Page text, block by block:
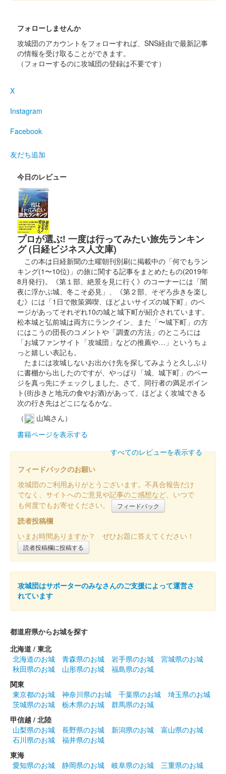
沼田城址 御城印
販売終了
沼田城址 御城印
販売終了
沼田城跡 御城印
販売終了
沼田城 御城印 真田信之版
沼田城址 御城印 入梅
販売終了
沼田城跡 御城印 夏至
販売終了
沼田城跡 御城印 旧暦（水無月） 2025年版
販売終了
沼田城跡 御城印 昭和百年 六月版
販売終了
沼田城址 御城印 立夏
沼田城跡 御城印
販売終了
沼田城跡 御城印
販売終了
沼田城址 御城印 花まつり
販売終了
フォローしませんか
攻城団のアカウントをフォローすれば、SNS経由で最新記事
の情報を受け取ることができます。
（フォローするのに攻城団の登録は不要です）
X
Instagram
Facebook
友だち追加
今日のレビュー
プロが選ぶ! 一度は行ってみたい旅先ランキン
グ (日経ビジネス人文庫)
この本は日経新聞の土曜朝刊別刷に掲載中の「何でもラン
キング(1〜10位)」の旅に関する記事をまとめたもの(2019年
8月発行)。《第１部、絶景を見に行く》のコーナーには「闇
夜に浮かぶ城、冬こそ必見」、《第２部、そぞろ歩きを楽し
む》には「1日で散策満喫、ほどよいサイズの城下町」のペ
ージがあってそれぞれ10の城と城下町が紹介されています。
松本城と弘前城は両方にランクイン、また「〜城下町」の方
にはこうの団長のコメントや「調査の方法」のところには
「お城ファンサイト「攻城団」などの推薦や…」というちょ
っと嬉しい表記も。
たまには攻城しないお出かけ先を探してみようと久しぶり
に書棚から出したのですが、やっぱり「城、城下町」のペー
ジを真っ先にチェックしました。さて、同行者の満足ポイン
ト(街歩きと地元の食やお酒)があって、ほどよく攻城できる
次の行き先はどこになるかな。
（
山鳩さん）
書籍ページを表示する
すべてのレビューを表示する
フィードバックのお願い
攻城団のご利用ありがとうございます。不具合報告だけ
でなく、サイトへのご意見や記事のご感想など、いつで
も何度でもお寄せください。
フィードバック
読者投稿欄
いまお時間ありますか？ ぜひお題に答えてください！
読者投稿欄に投稿する
攻城団はサポーターのみなさんのご支援によって運営さ
れています
都道府県からお城を探す
北海道 / 東北
北海道のお城
青森県のお城 岩手県のお城
宮城県のお城
秋田県のお城
山形県のお城
福島県のお城
関東
東京都のお城
神奈川県のお城 千葉県のお城
埼玉県のお城
茨城県のお城
栃木県のお城
群馬県のお城
甲信越 / 北陸
山梨県のお城
長野県のお城 新潟県のお城
富山県のお城
石川県のお城
福井県のお城
東海
愛知県のお城
静岡県のお城 岐阜県のお城
三重県のお城